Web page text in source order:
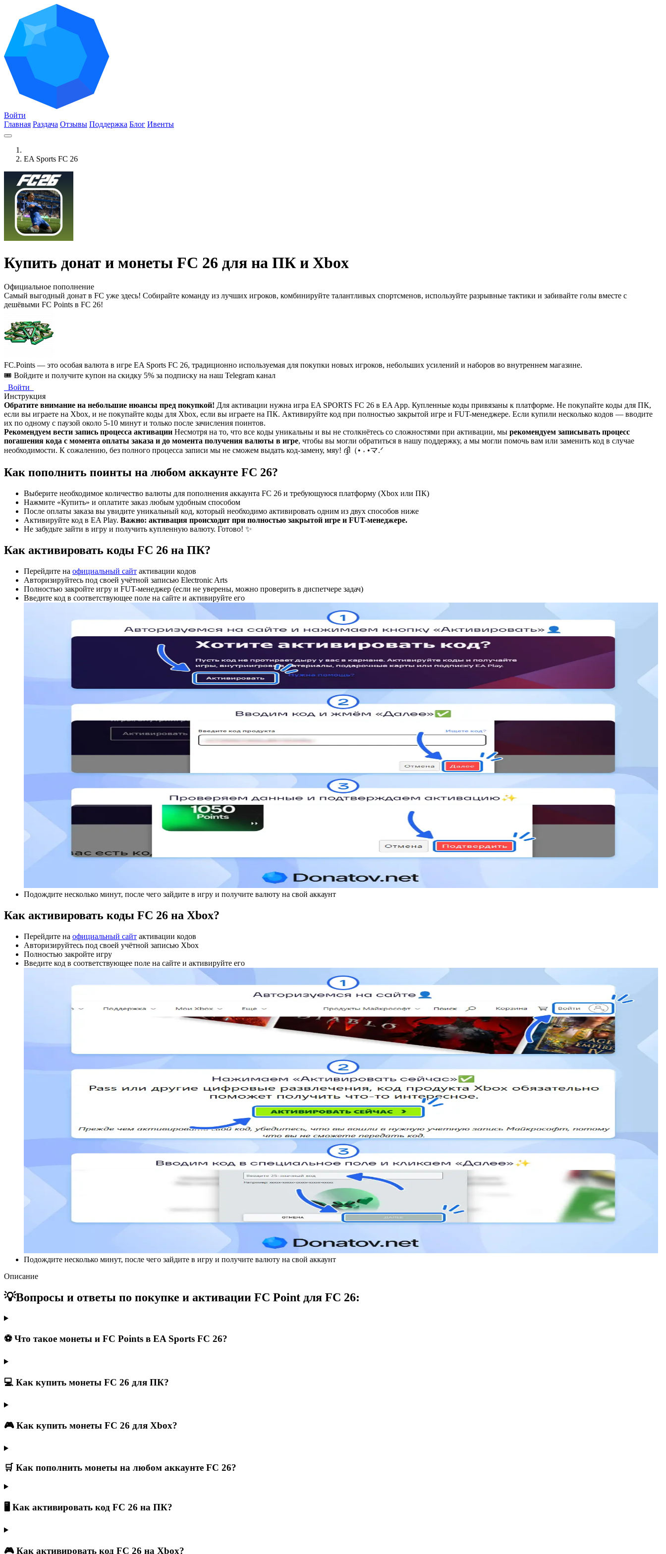
Войти
Главная Раздача Отзывы Поддержка Блог Ивенты
EA Sports FC 26
Купить донат и монеты FC 26 для на ПК и Xbox
Официальное пополнение
Самый выгодный донат в FC уже здесь! Собирайте команду из лучших игроков, комбинируйте талантливых спортсменов, используйте разрывные тактики и забивайте голы вместе с
дешёвыми FC Points в FC 26!
FC.Points — это особая валюта в игре EA Sports FC 26, традиционно используемая для покупки новых игроков, небольших усилений и наборов во внутреннем магазине.
🎟️ Войдите и получите купон на скидку 5% за подписку на наш Telegram канал
Войти
Инструкция
Обратите внимание на небольшие нюансы пред покупкой! Для активации нужна игра EA SPORTS FC 26 в EA App. Купленные коды привязаны к платформе. Не покупайте коды для ПК,
если вы играете на Xbox, и не покупайте коды для Xbox, если вы играете на ПК. Активируйте код при полностью закрытой игре и FUT-менеджере. Если купили несколько кодов — вводите
их по одному с паузой около 5-10 минут и только после зачисления поинтов.
Рекомендуем вести запись процесса активации Несмотря на то, что все коды уникальны и вы не столкнётесь со сложностями при активации, мы рекомендуем записывать процесс
погашения кода с момента оплаты заказа и до момента получения валюты в игре, чтобы вы могли обратиться в нашу поддержку, а мы могли помочь вам или заменить код в случае
необходимости. К сожалению, без полного процесса записи мы не сможем выдать код-замену, мяу! ദ്ദി（• ˕ •マ.ᐟ
Как пополнить поинты на любом аккаунте FC 26?
Выберите необходимое количество валюты для пополнения аккаунта FC 26 и требующуюся платформу (Xbox или ПК)
Нажмите «Купить» и оплатите заказ любым удобным способом
После оплаты заказа вы увидите уникальный код, который необходимо активировать одним из двух способов ниже
Активируйте код в EA Play. Важно: активация происходит при полностью закрытой игре и FUT-менеджере.
Не забудьте зайти в игру и получить купленную валюту. Готово! ✨
Как активировать коды FC 26 на ПК?
Перейдите на официальный сайт активации кодов
Авторизируйтесь под своей учётной записью Electronic Arts
Полностью закройте игру и FUT-менеджер (если не уверены, можно проверить в диспетчере задач)
Введите код в соответствующее поле на сайте и активируйте его
Подождите несколько минут, после чего зайдите в игру и получите валюту на свой аккаунт
Как активировать коды FC 26 на Xbox?
Перейдите на официальный сайт активации кодов
Авторизируйтесь под своей учётной записью Xbox
Полностью закройте игру
Введите код в соответствующее поле на сайте и активируйте его
Подождите несколько минут, после чего зайдите в игру и получите валюту на свой аккаунт
Описание
💡Вопросы и ответы по покупке и активации FC Point для FC 26:
⚽ Что такое монеты и FC Points в EA Sports FC 26?
💻 Как купить монеты FC 26 для ПК?
🎮 Как купить монеты FC 26 для Xbox?
🛒 Как пополнить монеты на любом аккаунте FC 26?
🖥 Как активировать код FC 26 на ПК?
🎮 Как активировать код FC 26 на Xbox?